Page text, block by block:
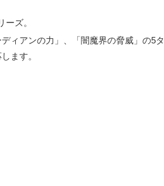
ズ。
ィアンの力」、「闇魔界の脅威」の5タ
ます。